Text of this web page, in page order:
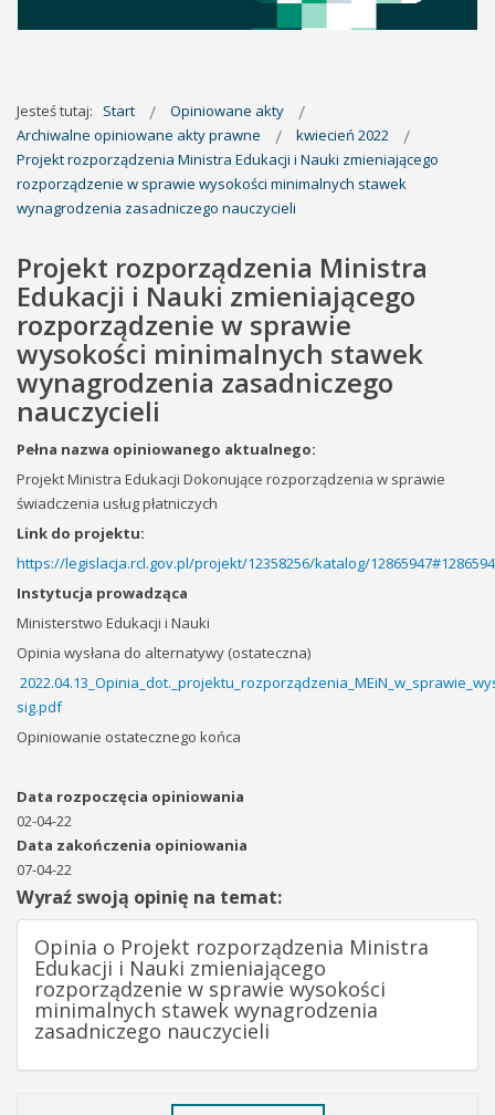
Jesteś tutaj: Start
Opiniowane akty
Archiwalne opiniowane akty prawne
kwiecień 2022
Projekt rozporządzenia Ministra Edukacji i Nauki zmieniającego
rozporządzenie w sprawie wysokości minimalnych stawek
wynagrodzenia zasadniczego nauczycieli
Projekt rozporządzenia Ministra
Edukacji i Nauki zmieniającego
rozporządzenie w sprawie
wysokości minimalnych stawek
wynagrodzenia zasadniczego
nauczycieli
Pełna nazwa opiniowanego aktualnego:
Projekt Ministra Edukacji Dokonujące rozporządzenia w sprawie
świadczenia usług płatniczych
Link do projektu:
https://legislacja.rcl.gov.pl/projekt/12358256/katalog/
Instytucja prowadząca
Ministerstwo Edukacji i Nauki
Opinia wysłana do alternatywy (ostateczna)
sig.pdf
Opiniowanie ostatecznego końca
Data rozpoczęcia opiniowania
02-04-22
Data zakończenia opiniowania
07-04-22
Wyraź swoją opinię na temat:
Opinia o Projekt rozporządzenia Ministra
Edukacji i Nauki zmieniającego
rozporządzenie w sprawie wysokości
minimalnych stawek wynagrodzenia
zasadniczego nauczycieli